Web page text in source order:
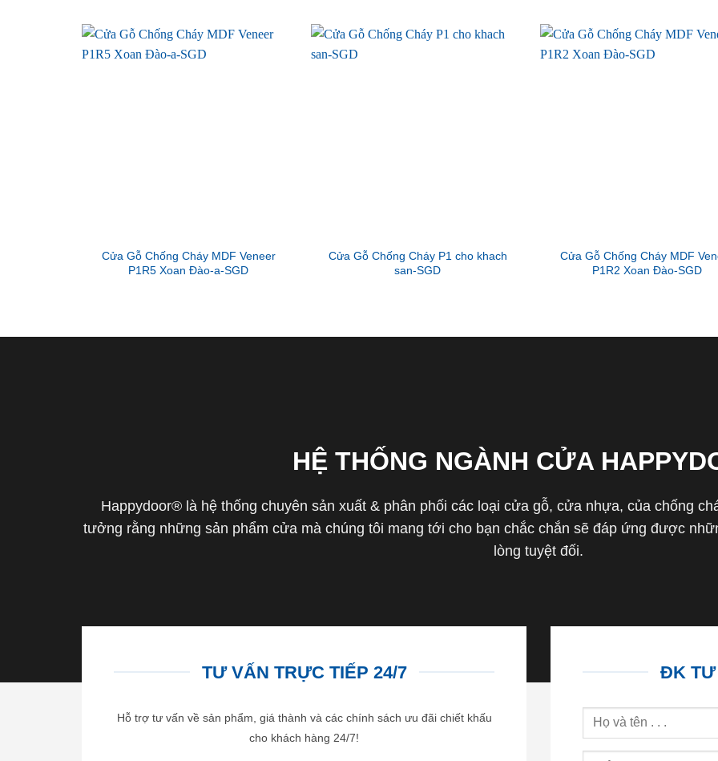
Cửa Gỗ Chống Cháy MDF Veneer
P1R5 Xoan Đào-a-SGD
Cửa Gỗ Chống Cháy P1 cho khach
san-SGD
Cửa Gỗ Chống Cháy MDF
P1R2 Xoan Đào-SGD
HỆ THỐNG NGÀNH CỬA
Happydoor® là hệ thống chuyên sản xuất & phân phối các loại cửa gỗ, cửa nhựa, của chống
tưởng rằng những sản phẩm cửa mà chúng tôi mang tới cho bạn chắc chắn sẽ đáp ứng được
lòng tuyệt đối.
TƯ VẤN TRỰC TIẾP 24/7
Hỗ trợ tư vấn về sản phẩm, giá thành và các chính sách ưu đãi chiết khấu
cho khách hàng 24/7!
ĐK TƯ